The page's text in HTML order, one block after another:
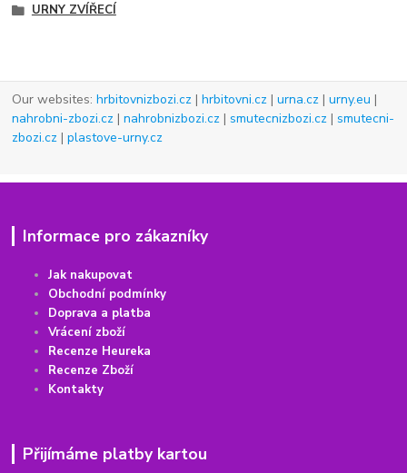
URNY ZVÍŘECÍ
Our websites:hrbitovnizbozi.cz |hrbitovni.cz |urna.cz |urny.eu |
nahrobni-zbozi.cz |nahrobnizbozi.cz |smutecnizbozi.cz |smutecni-
zbozi.cz |plastove-urny.cz
Informace pro zákazníky
Jak nakupovat
Obchodní podmínky
Doprava a platba
Vrácení zboží
Recenze Heureka
Recenze Zboží
Kontakty
Přijímáme platby kartou